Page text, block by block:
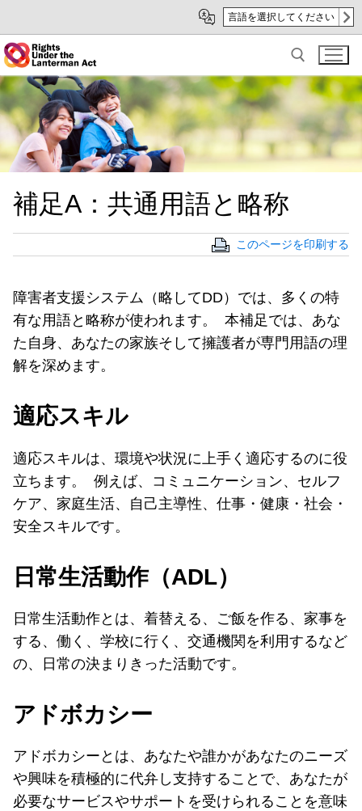
Main
Content
sub
navigation
言語を選択してください
Search for:
補足A：共通用語と略称
このページを印刷する
障害者支援システム（略してDD）では、多くの特
有な用語と略称が使われます。 本補足では、あな
た自身、あなたの家族そして擁護者が専門用語の理
解を深めます。
適応スキル
適応スキルは、環境や状況に上手く適応するのに役
立ちます。 例えば、コミュニケーション、セルフ
ケア、家庭生活、自己主導性、仕事・健康・社会・
安全スキルです。
日常生活動作（ADL）
日常生活動作とは、着替える、ご飯を作る、家事を
する、働く、学校に行く、交通機関を利用するなど
の、日常の決まりきった活動です。
アドボカシー
アドボカシーとは、あなたや誰かがあなたのニーズ
や興味を積極的に代弁し支持することで、あなたが
必要なサービスやサポートを受けられることを意味